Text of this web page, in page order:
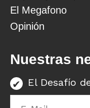
El Megafono
Opinión
Nuestras
El Desafío